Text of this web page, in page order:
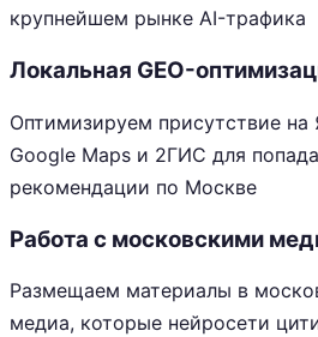
крупнейшем рынке AI-трафика
Локальная GEO-
Оптимизируем присутствие на
Google Maps и 2ГИС для
рекомендации по Москве
Работа с московскими
Размещаем материалы в
медиа, которые нейросети